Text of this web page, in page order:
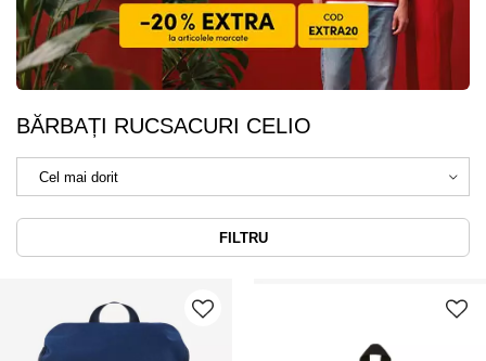
BĂRBAȚI RUCSACURI CELIO
FILTRU